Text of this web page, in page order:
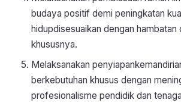
budaya positif demi peningkatan
hidupdisesuaikan dengan hambatan
khususnya.
Melaksanakan
berkebutuhan khusus dengan
profesionalisme pendidik dan